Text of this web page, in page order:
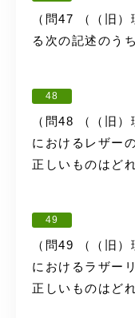
（問47 （（旧
る次の記述のう
48
（問48 （（旧
におけるレザー
正しいものはどれ
49
（問49 （（旧
におけるラザー
正しいものはどれ